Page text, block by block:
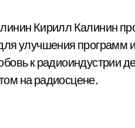
Кирилл Калинин
улучшения программ
к радиоиндустрии
на радиосцене.